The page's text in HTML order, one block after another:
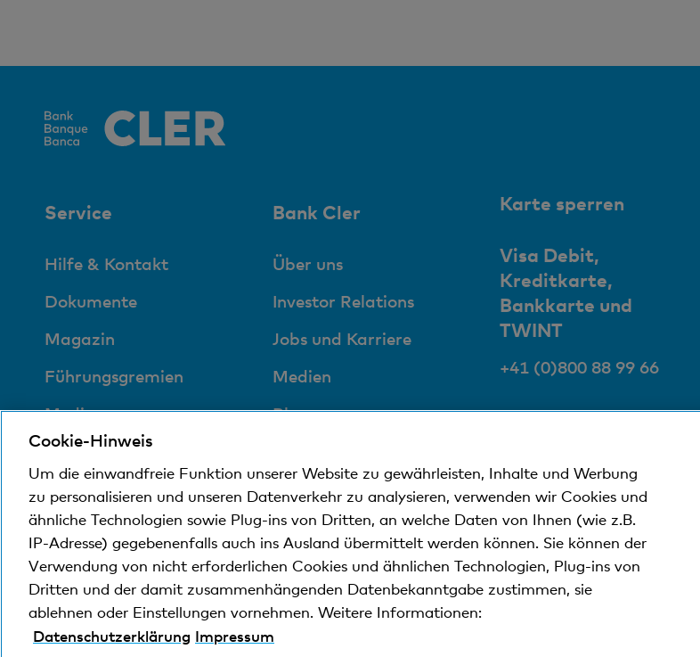
Service
Hilfe & Kontakt
Dokumente
Magazin
Führungsgremien
Medien
Sozial und
umweltfreundlich
Bank Cler
Über uns
Investor Relations
Jobs und Karriere
Medien
Blog
Karte sperren
Visa Debit,
Kreditkarte,
Bankkarte und
TWINT
+41 (0)800 88 99 66
© Bank Cler AGRechtliche Bedingungen und HinweiseDatenschutzerklärungImpressum
Die Bank Cler ist eine Tochtergesellschaft der Basler Kantonalbank.
Cookie-Hinweis
Um die einwandfreie Funktion unserer Website zu gewährleisten, Inhalte und Werbung
zu personalisieren und unseren Datenverkehr zu analysieren, verwenden wir Cookies und
ähnliche Technologien sowie Plug-ins von Dritten, an welche Daten von Ihnen (wie z.B.
IP-Adresse) gegebenenfalls auch ins Ausland übermittelt werden können. Sie können der
Verwendung von nicht erforderlichen Cookies und ähnlichen Technologien, Plug-ins von
Dritten und der damit zusammenhängenden Datenbekanntgabe zustimmen, sie
ablehnen oder Einstellungen vornehmen. Weitere Informationen:
Datenschutzerklärung Impressum